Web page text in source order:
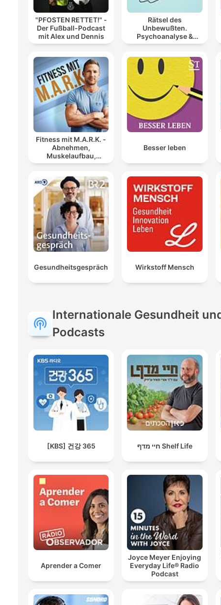
"PFOSTEN RETTET!" -
Der Fußball-Podcast
mit Alex und Dennis
Rätsel des
Unbewußten.
Psychoanalyse &
Psychotherapie.
Fitness mit M.A.R.K. -
Abnehmen,
Muskelaufbau,
Ernährung und
Besser leben
Gesundheitsgespräch Wirkstoff Mensch
Internationale Gesundheit
Podcasts
[KBS] 건강 365 חיי מדף Shelf Life
Aprender a Comer
Joyce Meyer Enjoying
Everyday Life® Radio
Podcast